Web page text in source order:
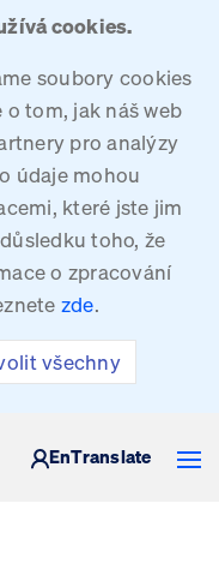
cookies.
soubory cookies
tom, jak náš web
pro analýzy
údaje mohou
které jste jim
toho, že
o zpracování
zde.
všechny
REPUBLIKY
EnTranslate